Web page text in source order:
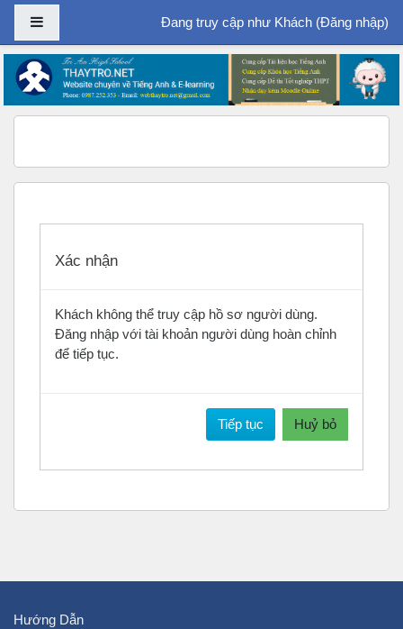
Chuyển tới nội dung chính
Bảng điều khiển cạnhĐang truy cập như Khách (Đăng nhập)
Xác nhận
Khách không thể truy cập hồ sơ người dùng.
Đăng nhập với tài khoản người dùng hoàn chỉnh
để tiếp tục.
Tiếp tục Huỷ bỏ
Hướng Dẫn